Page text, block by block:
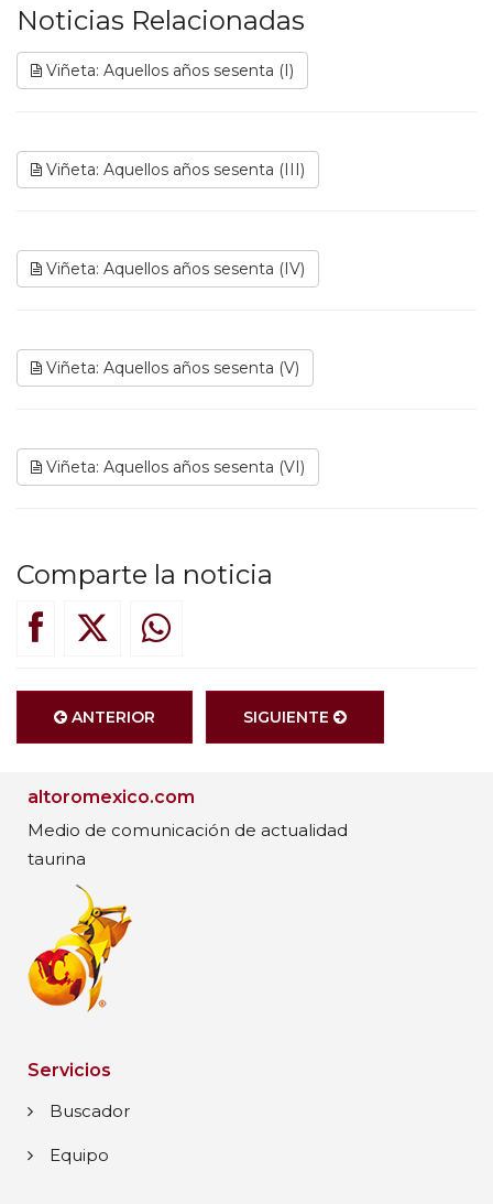
Noticias Relacionadas
Viñeta: Aquellos años sesenta (I)
Viñeta: Aquellos años sesenta (III)
Viñeta: Aquellos años sesenta (IV)
Viñeta: Aquellos años sesenta (V)
Viñeta: Aquellos años sesenta (VI)
Comparte la noticia
ANTERIOR SIGUIENTE
altoromexico.com
Medio de comunicación de actualidad
taurina
Servicios
Buscador
Equipo